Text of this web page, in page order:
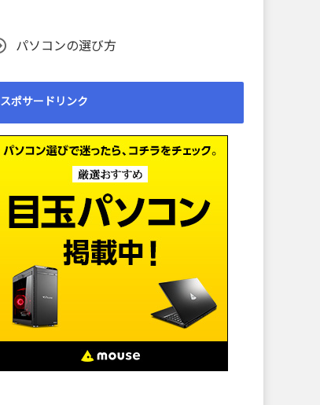
パソコンの選び方
スポサードリンク